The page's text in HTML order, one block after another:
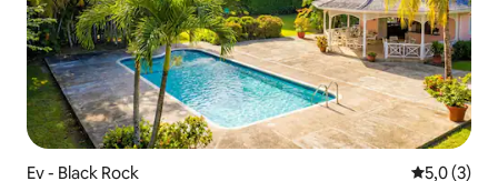
Ev - Black Rock 55,0 (3)